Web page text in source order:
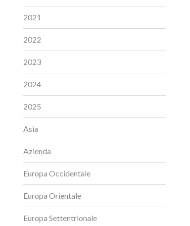
2021
2022
2023
2024
2025
Asia
Azienda
Europa Occidentale
Europa Orientale
Europa Settentrionale